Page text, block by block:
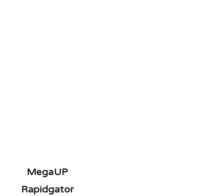
MegaUP
Rapidgator